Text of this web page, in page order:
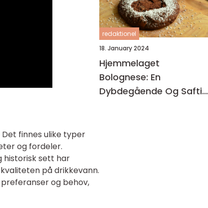
finnes ulike typer
og fordeler.
historisk sett har
på drikkevann.
og behov,
redaktionel
18. January 2024
Hjemmelaget
Bolognese: En
Dybdegående Og Saftig